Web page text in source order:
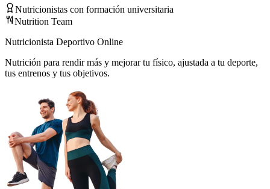
Nutricionistas con formación universitaria
Nutrition Team
Nutricionista Deportivo Online
Nutrición para rendir más y mejorar tu físico, ajustada a tu deporte,
tus entrenos y tus objetivos.